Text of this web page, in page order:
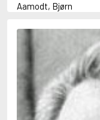
Aamodt, Bjørn
Abbey, Kieran
Abbott, Megan
Abdel-Fattah, Randa
Abdolah, Kader
Abé, Kobo
Abedi, Isabel